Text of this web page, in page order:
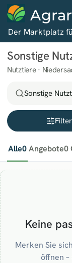
Der Marktplatz
Sonstige
Nutztiere ·
Sonstige
Alle0Angebote0
Keine
Merken Sie
öffnen